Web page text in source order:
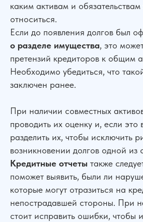
каким активам и
относиться.
Если до появления долгов был
о разделе имущества, это
претензий кредиторов к общим
Необходимо убедиться, что
заключен ранее.
При наличии совместных
проводить их оценку и, если это
разделить их, чтобы исключить
возникновении долгов одной из
Кредитные отчеты также
поможет выявить, были ли
которые могут отразиться на
непострадавшей стороны. При
стоит исправить ошибки, чтобы